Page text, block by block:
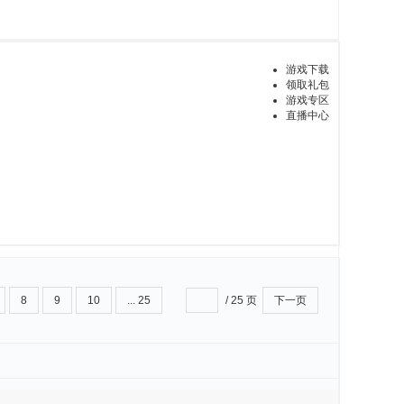
游戏下载
领取礼包
游戏专区
直播中心
8 9 10 ... 25 / 25 页 下一页